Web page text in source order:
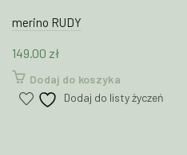
merino RUDY
149.00 zł
Dodaj do koszyka
Dodaj do listy życzeń